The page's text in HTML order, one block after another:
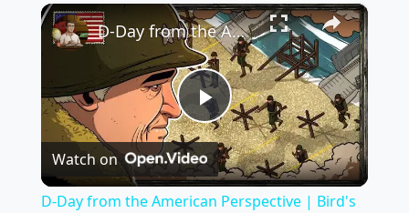
Play Fullscreen ×
P
l
D-Day from the American Perspective | Bird's Eye View
Watch on
D-Day from the American Perspective | Bird's